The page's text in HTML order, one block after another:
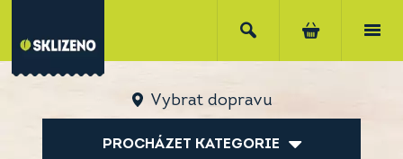
Vybrat dopravu
PROCHÁZET KATEGORIE